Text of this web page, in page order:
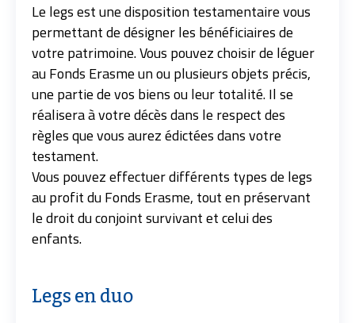
Le legs est une disposition testamentaire vous
permettant de désigner les bénéficiaires de
votre patrimoine. Vous pouvez choisir de léguer
au Fonds Erasme un ou plusieurs objets précis,
une partie de vos biens ou leur totalité. Il se
réalisera à votre décès dans le respect des
règles que vous aurez édictées dans votre
testament.
Vous pouvez effectuer différents types de legs
au profit du Fonds Erasme, tout en préservant
le droit du conjoint survivant et celui des
enfants.
Legs en duo